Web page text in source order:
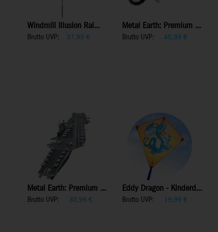
Windmill Illusion Rai...
Brutto UVP: 37,99 €
Metal Earth: Premium ...
Brutto UVP: 45,99 €
Metal Earth: Premium ...
Brutto UVP: 30,99 €
Eddy Dragon - Kinderd...
Brutto UVP: 19,99 €